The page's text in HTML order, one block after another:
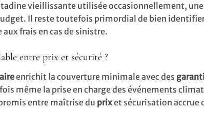
vieillissante utilisée occasionnellement, une
Il reste toutefois primordial de bien
frais en cas de sinistre.
entre prix et sécurité ?
enrichit la couverture minimale avec des
même la prise en charge des événements
entre maîtrise du prixet sécurisation accrue